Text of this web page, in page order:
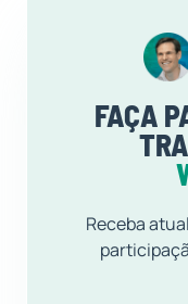
FAÇA
Receba